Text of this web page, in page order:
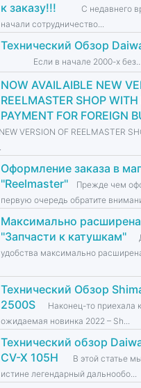
к заказу!!!
С недавнего
начали сотрудничество...
Технический Обзор
Если в начале 2000-х без...
NOW AVAILAIBLE NEW
REELMASTER SHOP WITH
PAYMENT FOR FOREIGN
VERSION OF REELMASTER
Оформление заказа в
''Reelmaster''
Прежде чем
первую очередь обратите
Максимально расширена
''Запчасти к катушкам''
удобства максимально
Технический Обзор
2500S
Наконец-то приехала
ожидаемая новинка 2022 – Sh...
Технический обзор
CV-X 105H
В этой статье
истине легендарный дальнообо...